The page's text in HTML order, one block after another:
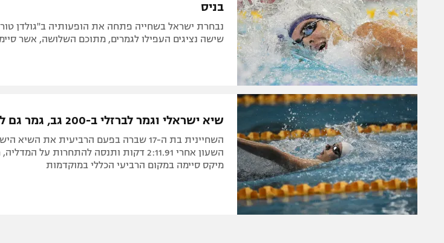
בניס
נבחרת ישראל בשחייה פתחה את הופעותיה ב"גולדן
שישה נציגים העפילו לגמרים, מתוכם השלושה, אשר
שיא ישראלי וגמר לברזלי ב-200 גב, גמר גם לשליחים
השחיינית בת ה-17 שברה בפעם הרביעית את
מיקס סיימה במקום הרביעי הכללי במוקדמות